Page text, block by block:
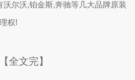
沃尔沃,铂金斯,奔驰等几大品牌原装
权!
【全文完】